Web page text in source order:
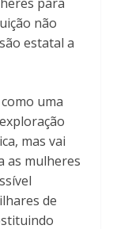
para
não
estatal a
uma
mas vai
as mulheres
de